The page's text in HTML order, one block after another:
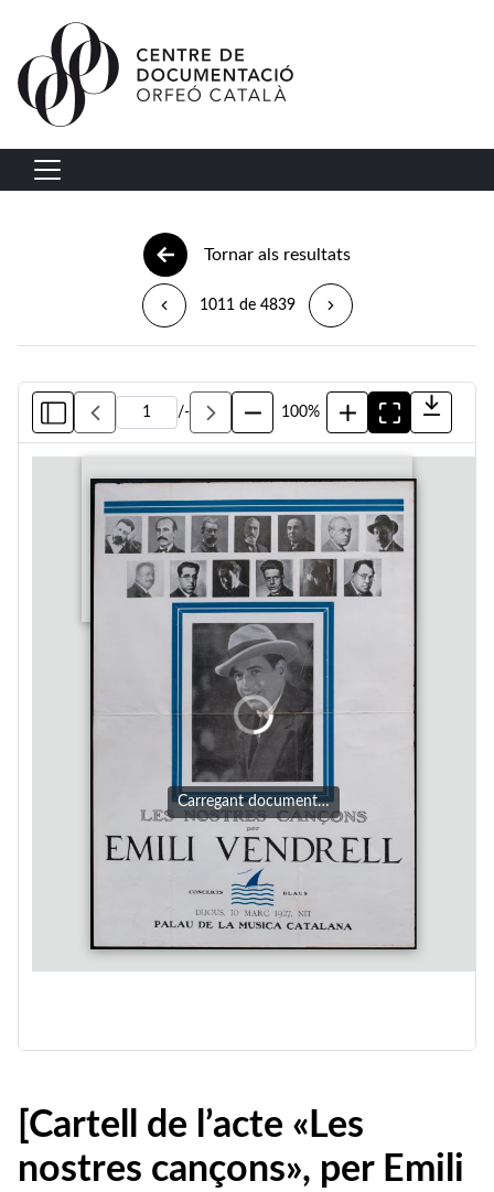
Vés al contingut
Navegació principal
Tornar als resultats
1011 de 4839
/- 100%
Carregant document…
[Cartell de l’acte «Les
nostres cançons», per Emili